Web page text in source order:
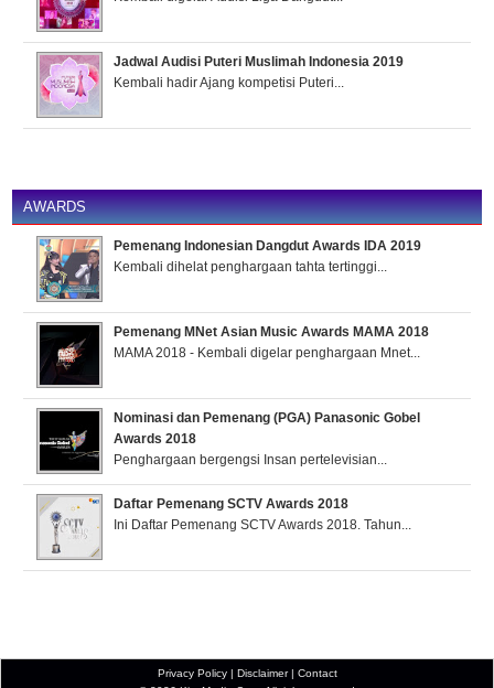
Jadwal Audisi Puteri Muslimah Indonesia 2019
Kembali hadir Ajang kompetisi Puteri...
AWARDS
Pemenang Indonesian Dangdut Awards IDA 2019
Kembali dihelat penghargaan tahta tertinggi...
Pemenang MNet Asian Music Awards MAMA 2018
MAMA 2018 - Kembali digelar penghargaan Mnet...
Nominasi dan Pemenang (PGA) Panasonic Gobel
Awards 2018
Penghargaan bergengsi Insan pertelevisian...
Daftar Pemenang SCTV Awards 2018
Ini Daftar Pemenang SCTV Awards 2018. Tahun...
Privacy Policy| Disclaimer| Contact